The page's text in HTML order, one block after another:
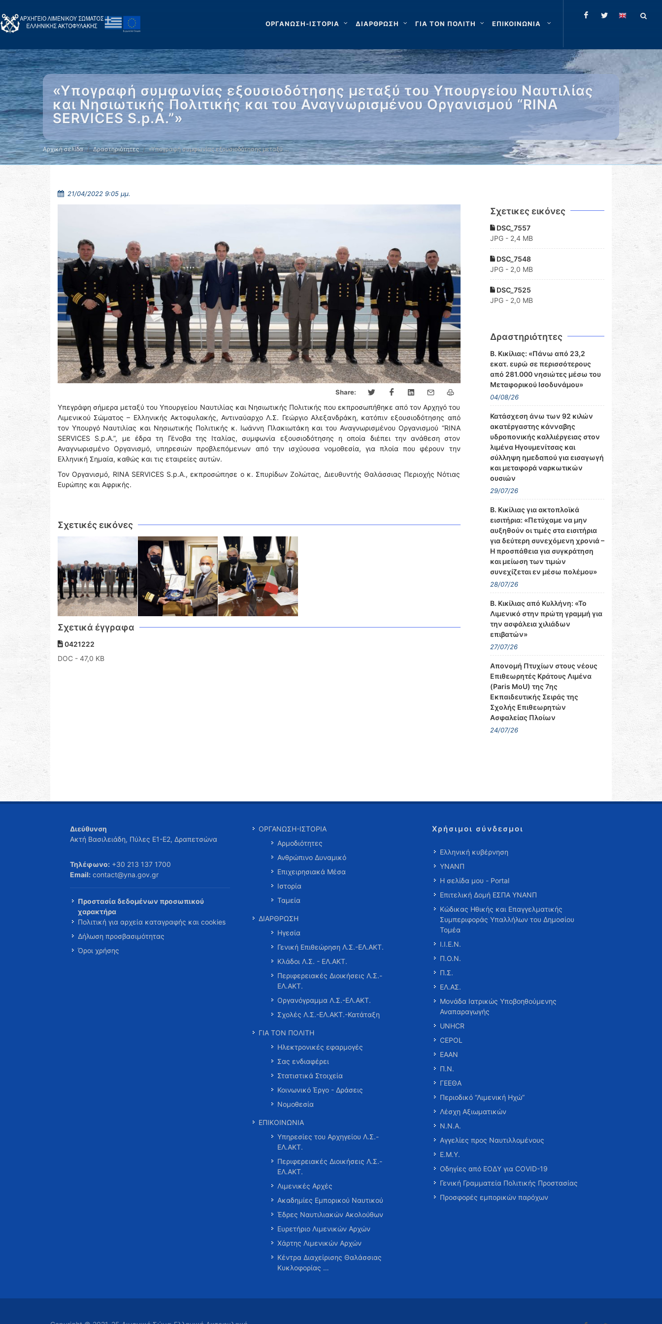
ΟΡΓΑΝΩΣΗ-ΙΣΤΟΡΙΑ ΔΙΑΡΘΡΩΣΗ ΓΙΑ ΤΟΝ ΠΟΛΙΤΗ ΕΠΙΚΟΙΝΩΝΙΑ
«Υπογραφή συμφωνίας εξουσιοδότησης μεταξύ του Υπουργείου Ναυτιλίας
και Νησιωτικής Πολιτικής και του Αναγνωρισμένου Οργανισμού “RINA
SERVICES S.p.A.”»
Αρχική σελίδα Δραστηριότητες «Υπογραφή συμφωνίας εξουσιοδότησης μεταξύ …
21/04/2022 9:05 μμ.
Share:
Υπεγράφη σήμερα μεταξύ του Υπουργείου Ναυτιλίας και Νησιωτικής Πολιτικής που εκπροσωπήθηκε από τον Αρχηγό του
Λιμενικού Σώματος – Ελληνικής Ακτοφυλακής, Αντιναύαρχο Λ.Σ. Γεώργιο Αλεξανδράκη, κατόπιν εξουσιοδότησης από
τον Υπουργό Ναυτιλίας και Νησιωτικής Πολιτικής κ. Ιωάννη Πλακιωτάκη και του Αναγνωρισμένου Οργανισμού “RINA
SERVICES S.p.A.”, με έδρα τη Γένοβα της Ιταλίας, συμφωνία εξουσιοδότησης η οποία διέπει την ανάθεση στον
Αναγνωρισμένο Οργανισμό, υπηρεσιών προβλεπόμενων από την ισχύουσα νομοθεσία, για πλοία που φέρουν την
Ελληνική Σημαία, καθώς και τις εταιρείες αυτών.
Τον Οργανισμό, RINA SERVICES S.p.A., εκπροσώπησε ο κ. Σπυρίδων Ζολώτας, Διευθυντής Θαλάσσιας Περιοχής Νότιας
Ευρώπης και Αφρικής.
Σχετικές εικόνες
Σχετικά έγγραφα
0421222
DOC - 47,0 KB
Σχετικες εικόνες
DSC_7557
JPG - 2,4 MB
DSC_7548
JPG - 2,0 MB
DSC_7525
JPG - 2,0 MB
Δραστηριότητες
Β. Κικίλιας: «Πάνω από 23,2
εκατ. ευρώ σε περισσότερους
από 281.000 νησιώτες μέσω του
Μεταφορικού Ισοδυνάμου»
04/08/26
Κατάσχεση άνω των 92 κιλών
ακατέργαστης κάνναβης
υδροπονικής καλλιέργειας στον
λιμένα Ηγουμενίτσας και
σύλληψη ημεδαπού για εισαγωγή
και μεταφορά ναρκωτικών
ουσιών
29/07/26
Β. Κικίλιας για ακτοπλοϊκά
εισιτήρια: «Πετύχαμε να μην
αυξηθούν οι τιμές στα εισιτήρια
για δεύτερη συνεχόμενη χρονιά –
Η προσπάθεια για συγκράτηση
και μείωση των τιμών
συνεχίζεται εν μέσω πολέμου»
28/07/26
Β. Κικίλιας από Κυλλήνη: «Το
Λιμενικό στην πρώτη γραμμή για
την ασφάλεια χιλιάδων
επιβατών»
27/07/26
Απονομή Πτυχίων στους νέους
Επιθεωρητές Κράτους Λιμένα
(Paris MoU) της 7ης
Εκπαιδευτικής Σειράς της
Σχολής Επιθεωρητών
Ασφαλείας Πλοίων
24/07/26
Διεύθυνση
Ακτή Βασιλειάδη, Πύλες Ε1-Ε2, Δραπετσώνα
Τηλέφωνο: +30 213 137 1700
Email: contact@yna.gov.gr
Προστασία δεδομένων προσωπικού
χαρακτήρα
Πολιτική για αρχεία καταγραφής και cookies
Δήλωση προσβασιμότητας
Όροι χρήσης
ΟΡΓΑΝΩΣΗ-ΙΣΤΟΡΙΑ
Αρμοδιότητες
Ανθρώπινο Δυναμικό
Επιχειρησιακά Μέσα
Ιστορία
Ταμεία
ΔΙΑΡΘΡΩΣΗ
Ηγεσία
Γενική Επιθεώρηση Λ.Σ.-ΕΛ.ΑΚΤ.
Κλάδοι Λ.Σ. - ΕΛ.ΑΚΤ.
Περιφερειακές Διοικήσεις Λ.Σ.-
ΕΛ.ΑΚΤ.
Οργανόγραμμα Λ.Σ.-ΕΛ.ΑΚΤ.
Σχολές Λ.Σ.-ΕΛ.ΑΚΤ.-Κατάταξη
ΓΙΑ ΤΟΝ ΠΟΛΙΤΗ
Ηλεκτρονικές εφαρμογές
Σας ενδιαφέρει
Στατιστικά Στοιχεία
Κοινωνικό Έργο - Δράσεις
Νομοθεσία
ΕΠΙΚΟΙΝΩΝΙΑ
Υπηρεσίες του Αρχηγείου Λ.Σ.-
ΕΛ.ΑΚΤ.
Περιφερειακές Διοικήσεις Λ.Σ.-
ΕΛ.ΑΚΤ.
Λιμενικές Αρχές
Ακαδημίες Εμπορικού Ναυτικού
Έδρες Ναυτιλιακών Ακολούθων
Ευρετήριο Λιμενικών Αρχών
Χάρτης Λιμενικών Αρχών
Κέντρα Διαχείρισης Θαλάσσιας
Κυκλοφορίας …
Χρήσιμοι σύνδεσμοι
Ελληνική κυβέρνηση
ΥΝΑΝΠ
Η σελίδα μου - Portal
Επιτελική Δομή ΕΣΠΑ ΥΝΑΝΠ
Κώδικας Ηθικής και Επαγγελματικής
Συμπεριφοράς Υπαλλήλων του Δημοσίου
Τομέα
Ι.Ι.Ε.Ν.
Π.Ο.Ν.
Π.Σ.
ΕΛ.ΑΣ.
Μονάδα Ιατρικώς Υποβοηθούμενης
Αναπαραγωγής
UNHCR
CEPOL
ΕΑΑΝ
Π.Ν.
ΓΕΕΘΑ
Περιοδικό “Λιμενική Ηχώ”
Λέσχη Αξιωματικών
Ν.Ν.Α.
Αγγελίες προς Ναυτιλλομένους
Ε.Μ.Υ.
Οδηγίες από ΕΟΔΥ για COVID-19
Γενική Γραμματεία Πολιτικής Προστασίας
Προσφορές εμπορικών παρόχων